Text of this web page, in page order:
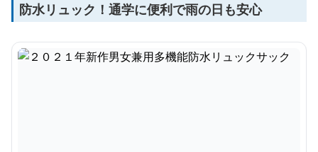
防水リュック！通学に便利で雨の日も安心